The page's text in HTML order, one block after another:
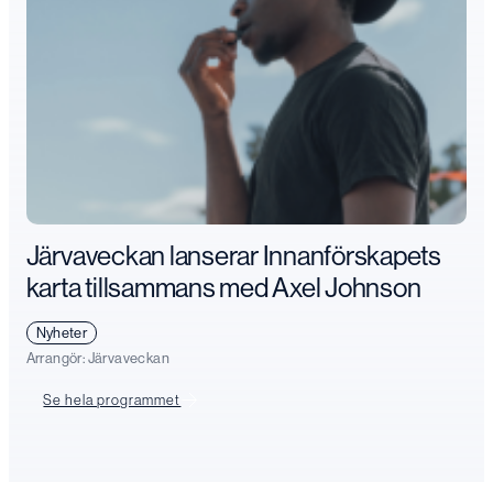
Järvaveckan lanserar Innanförskapets
karta tillsammans med Axel Johnson
Nyheter
Arrangör: Järvaveckan
Se hela programmet